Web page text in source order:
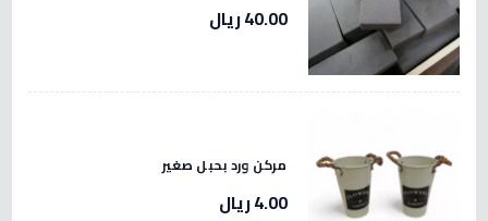
40.00 ريال
مركن ورد بحبل صغير
4.00 ريال